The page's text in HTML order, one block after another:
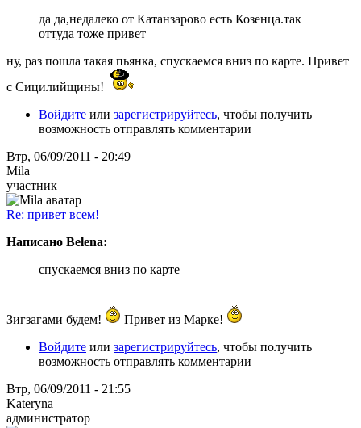
да да,недалеко от Катанзарово есть Козенца.так
оттуда тоже привет
ну, раз пошла такая пьянка, спускаемся вниз по карте. Привет
с Сицилийщины!
Войдите или зарегистрируйтесь, чтобы получить
возможность отправлять комментарии
Втр, 06/09/2011 - 20:49
Mila
участник
Re: привет всем!
Написано Belena:
спускаемся вниз по карте
Зигзагами будем!
Привет из Марке!
Войдите или зарегистрируйтесь, чтобы получить
возможность отправлять комментарии
Втр, 06/09/2011 - 21:55
Kateryna
администратор